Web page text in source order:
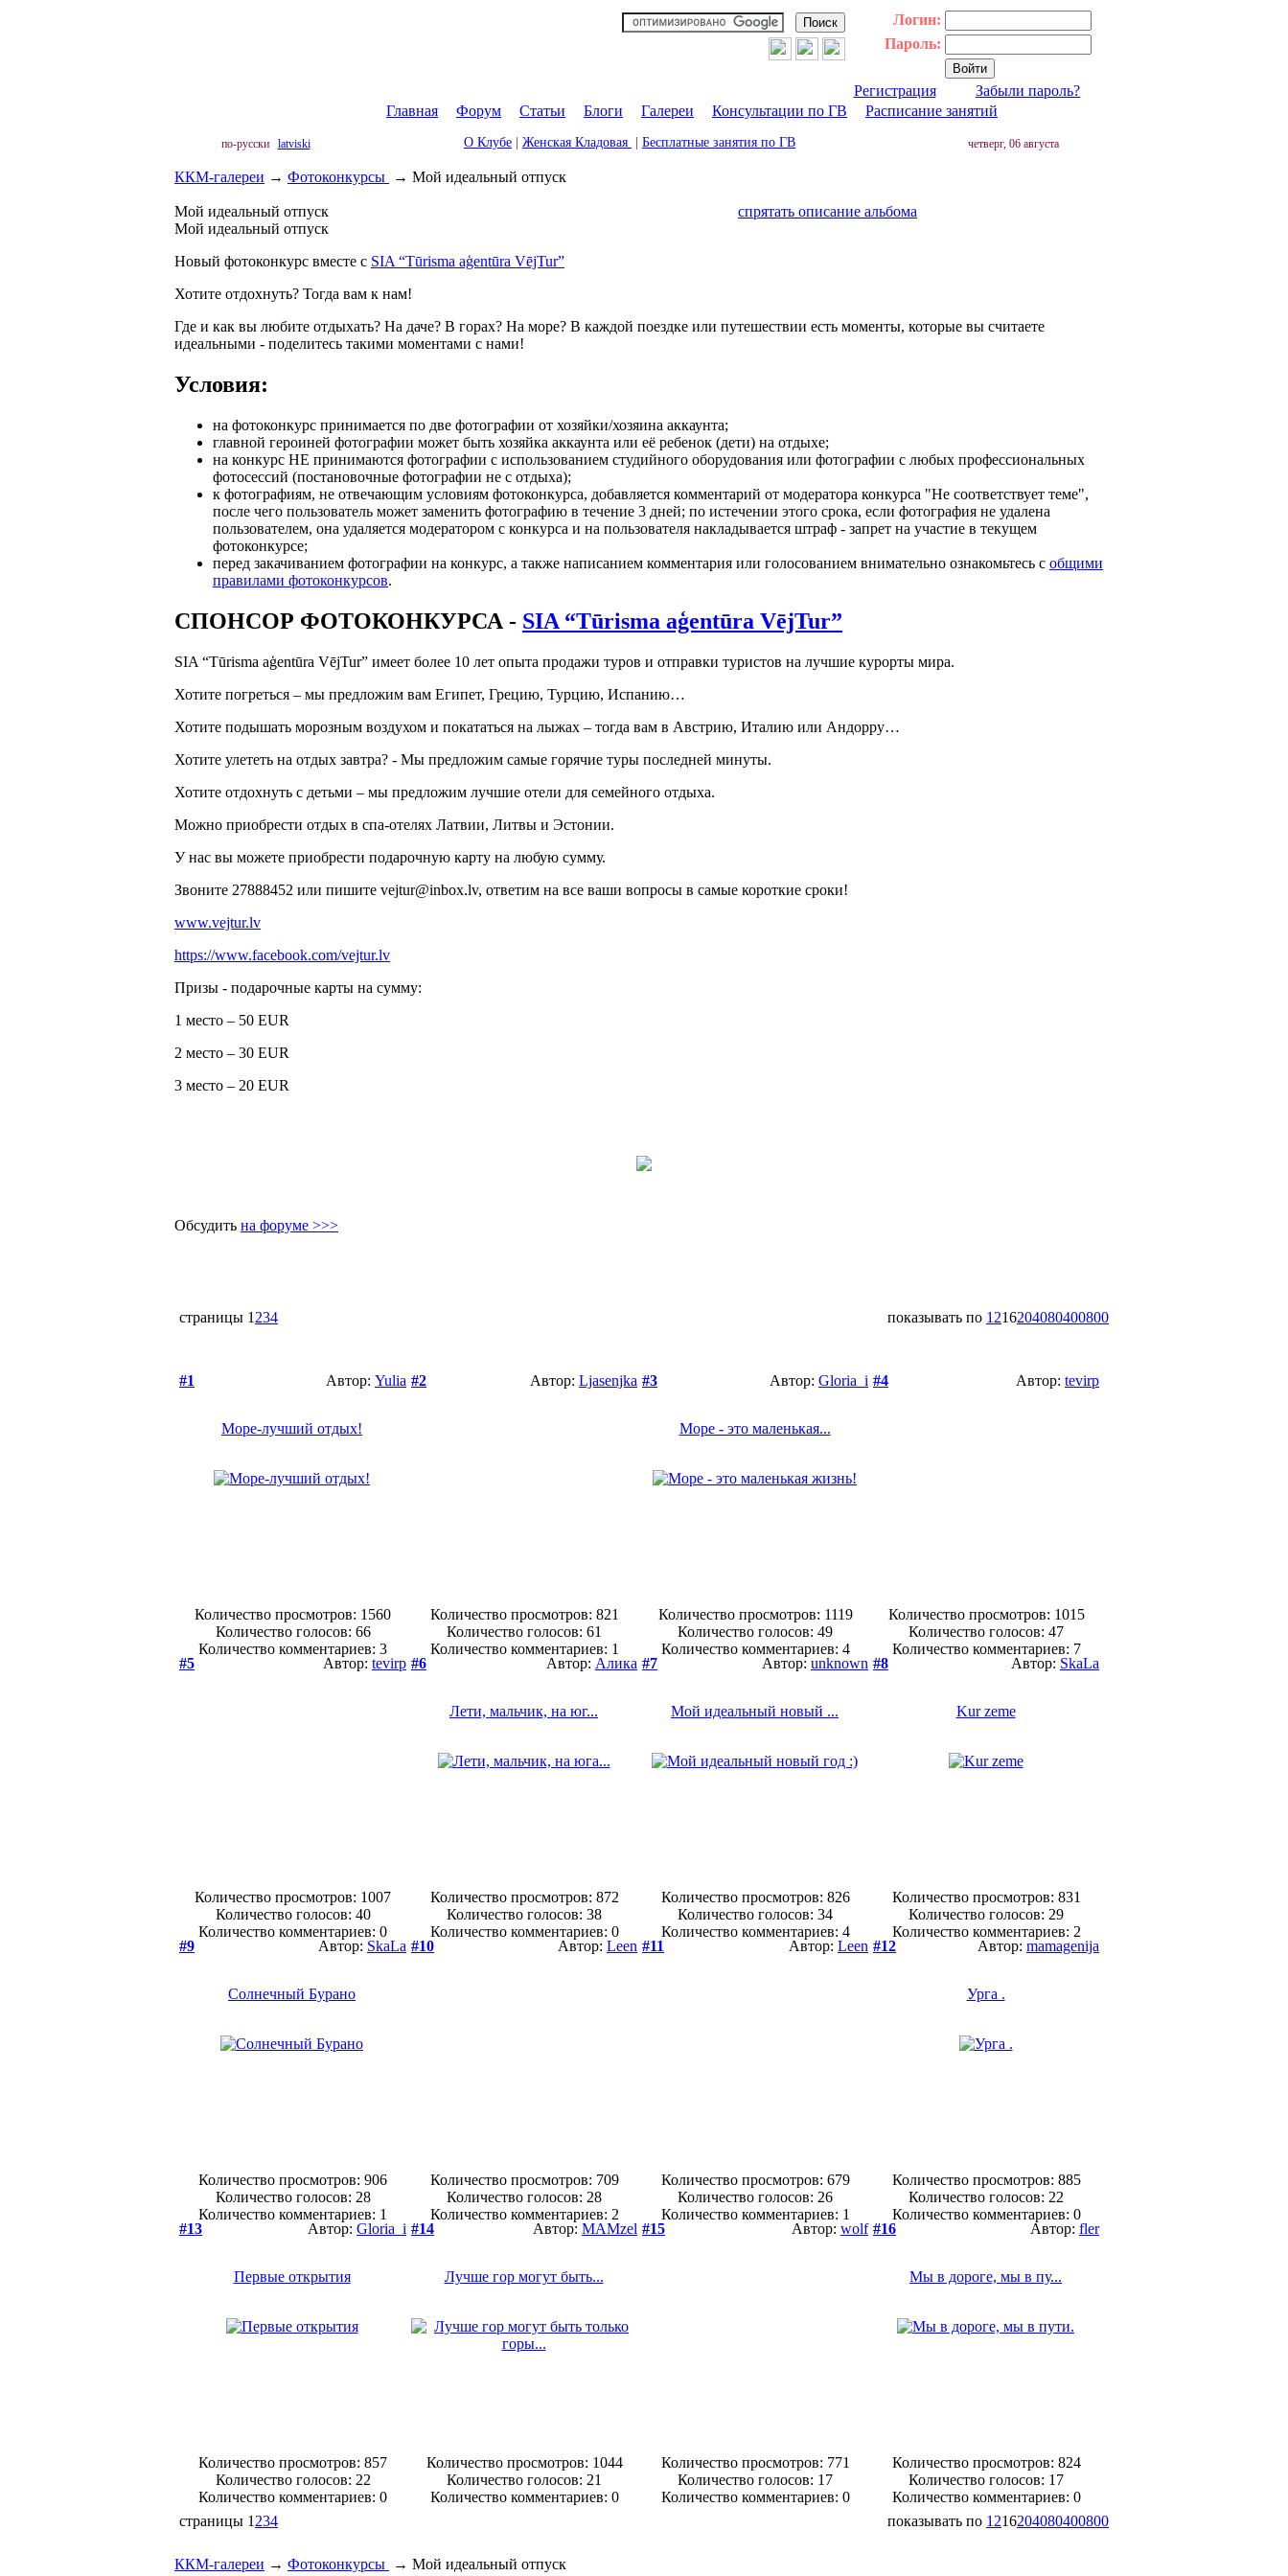
Логин:
Пароль:
Регистрация
Забыли пароль?
Главная
Форум Статьи Блоги Галереи Консультации по ГВ Расписание занятий
по-русски latviski О Клубе Женская Кладовая Бесплатные занятия по ГВ четверг, 06 августа
ККМ-галереи → Фотоконкурсы → Мой идеальный отпуск
Мой идеальный отпуск
спрятать описание альбома
Мой идеальный отпуск
Новый фотоконкурс вместе с SIA “Tūrisma aģentūra VējTur”
Хотите отдохнуть? Тогда вам к нам!
Где и как вы любите отдыхать? На даче? В горах? На море? В каждой поездке или путешествии есть моменты, которые вы считаете
идеальными - поделитесь такими моментами с нами!
Условия:
на фотоконкурс принимается по две фотографии от хозяйки/хозяина аккаунта;
главной героиней фотографии может быть хозяйка аккаунта или её ребенок (дети) на отдыхе;
на конкурс НЕ принимаются фотографии с использованием студийного оборудования или фотографии с любых профессиональных
фотосессий (постановочные фотографии не с отдыха);
к фотографиям, не отвечающим условиям фотоконкурса, добавляется комментарий от модератора конкурса "Не соответствует теме",
после чего пользователь может заменить фотографию в течение 3 дней; по истечении этого срока, если фотография не удалена
пользователем, она удаляется модератором с конкурса и на пользователя накладывается штраф - запрет на участие в текущем
фотоконкурсе;
перед закачиванием фотографии на конкурс, а также написанием комментария или голосованием внимательно ознакомьтесь с общими
правилами фотоконкурсов.
СПОНСОР ФОТОКОНКУРСА - SIA “Tūrisma aģentūra VējTur”
SIA “Tūrisma aģentūra VējTur” имеет более 10 лет опыта продажи туров и отправки туристов на лучшие курорты мира.
Хотите погреться – мы предложим вам Египет, Грецию, Турцию, Испанию…
Хотите подышать морозным воздухом и покататься на лыжах – тогда вам в Австрию, Италию или Андорру…
Хотите улететь на отдых завтра? - Мы предложим самые горячие туры последней минуты.
Хотите отдохнуть с детьми – мы предложим лучшие отели для семейного отдыха.
Можно приобрести отдых в спа-отелях Латвии, Литвы и Эстонии.
У нас вы можете приобрести подарочную карту на любую сумму.
Звоните 27888452 или пишите vejtur@inbox.lv, ответим на все ваши вопросы в самые короткие сроки!
www.vejtur.lv
https://www.facebook.com/vejtur.lv
Призы - подарочные карты на сумму:
1 место – 50 EUR
2 место – 30 EUR
3 место – 20 EUR
Обсудить на форуме >>>
страницы 1 234 показывать по 1216204080400800
#1 Автор: Yulia
Море-лучший отдых!
Количество просмотров: 1560
Количество голосов: 66
Количество комментариев: 3
#2 Автор: Ljasenjka
Количество просмотров: 821
Количество голосов: 61
Количество комментариев: 1
#3 Автор: Gloria_i
Море - это маленькая...
Количество просмотров: 1119
Количество голосов: 49
Количество комментариев: 4
#4 Автор: tevirp
Количество просмотров: 1015
Количество голосов: 47
Количество комментариев: 7
#5
Автор: tevirp
Количество просмотров: 1007
Количество голосов: 40
Количество комментариев: 0
#6 Автор: Алика
Лети, мальчик, на юг...
Количество просмотров: 872
Количество голосов: 38
Количество комментариев: 0
#7 Автор: unknown
Мой идеальный новый ...
Количество просмотров: 826
Количество голосов: 34
Количество комментариев: 4
#8 Автор: SkaLa
Kur zeme
Количество просмотров: 831
Количество голосов: 29
Количество комментариев: 2
#9
Автор: SkaLa
Солнечный Бурано
Количество просмотров: 906
Количество голосов: 28
Количество комментариев: 1
#10 Автор: Leen
Количество просмотров: 709
Количество голосов: 28
Количество комментариев: 2
#11 Автор: Leen
Количество просмотров: 679
Количество голосов: 26
Количество комментариев: 1
#12 Автор: mamagenija
Урга .
Количество просмотров: 885
Количество голосов: 22
Количество комментариев: 0
#13
Автор: Gloria_i
Первые открытия
Количество просмотров: 857
Количество голосов: 22
Количество комментариев: 0
#14 Автор: MAMzel
Лучше гор могут быть...
Количество просмотров: 1044
Количество голосов: 21
Количество комментариев: 0
#15 Автор: wolf
Количество просмотров: 771
Количество голосов: 17
Количество комментариев: 0
#16 Автор: fler
Мы в дороге, мы в пу...
Количество просмотров: 824
Количество голосов: 17
Количество комментариев: 0
страницы 1 234 показывать по 1216204080400800
ККМ-галереи → Фотоконкурсы → Мой идеальный отпуск